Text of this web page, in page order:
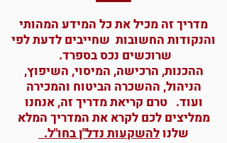
מדריך זה מכיל את כל המידע המהותי
והנקודות החשובות שחייבים לדעת לפי
שרוכשים נכס בספרד.
ההכנות, הרכישה, המיסוי, השיפוץ,
הניהול, ההשכרה הביטוח והמכירה
ועוד. טרם קריאת מדריך זה, אנחנו
ממליצים לכם לקרא את המדריך המלא
שלנולהשקעות נדל"ן בחו"ל.